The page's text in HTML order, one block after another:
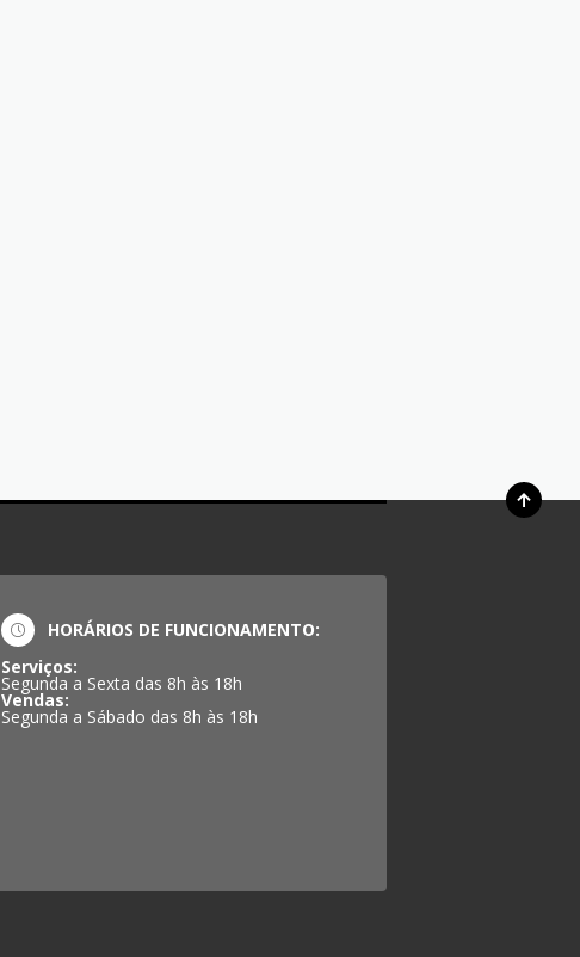
HORÁRIOS DE FUNCIONAMENTO:
Serviços:
Segunda a Sexta das 8h às 18h
Vendas:
Segunda a Sábado das 8h às 18h